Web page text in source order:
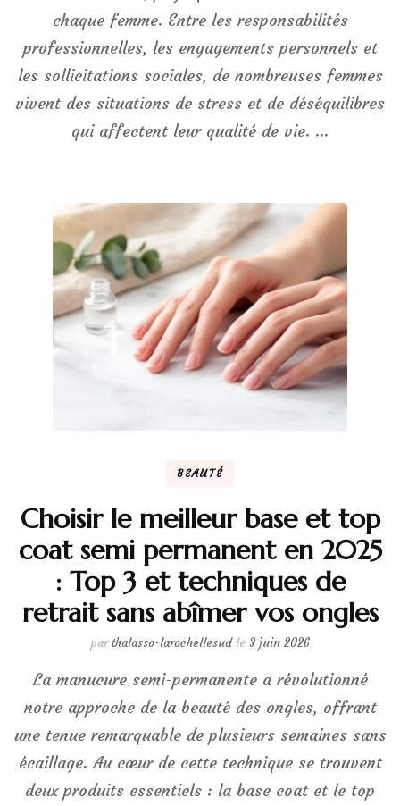
chaque femme. Entre les responsabilités
professionnelles, les engagements personnels et
les sollicitations sociales, de nombreuses femmes
vivent des situations de stress et de déséquilibres
qui affectent leur qualité de vie. …
BEAUTÉ
Choisir le meilleur base et top
coat semi permanent en 2025
: Top 3 et techniques de
retrait sans abîmer vos ongles
parthalasso-larochellesud le 3 juin 2026
La manucure semi-permanente a révolutionné
notre approche de la beauté des ongles, offrant
une tenue remarquable de plusieurs semaines sans
écaillage. Au cœur de cette technique se trouvent
deux produits essentiels : la base coat et le top